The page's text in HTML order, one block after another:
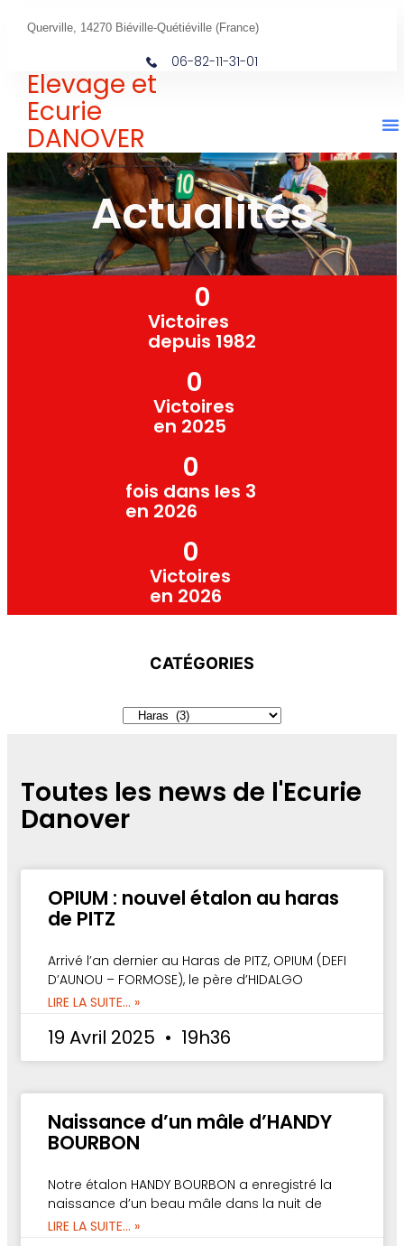
Querville, 14270 Biéville-Quétiéville (France)
06-82-11-31-01
Elevage et
Ecurie
DANOVER
Actualités
Victoires
depuis 1982
0
Victoires
en 2025
0
fois dans les 3
en 2026
0
Victoires
en 2026
0
CATÉGORIES
Toutes les news de l'Ecurie
Danover
OPIUM : nouvel étalon au haras
de PITZ
Arrivé l’an dernier au Haras de PITZ, OPIUM (DEFI
D’AUNOU – FORMOSE), le père d’HIDALGO
LIRE LA SUITE... »
19 Avril 2025 19h36
Naissance d’un mâle d’HANDY
BOURBON
Notre étalon HANDY BOURBON a enregistré la
naissance d’un beau mâle dans la nuit de
LIRE LA SUITE... »